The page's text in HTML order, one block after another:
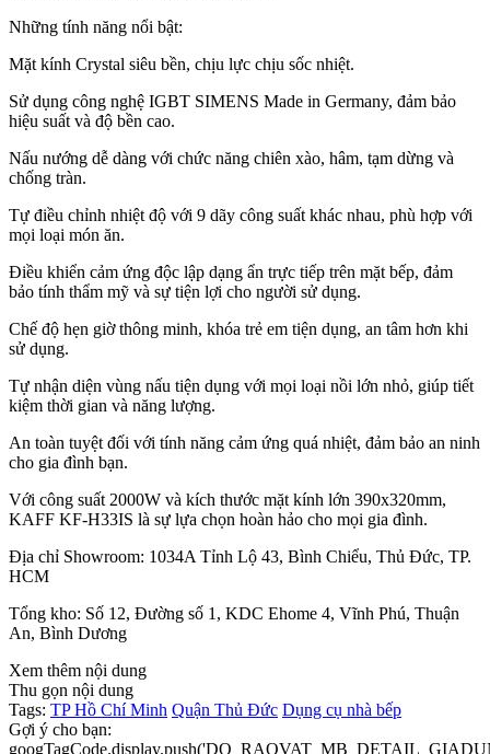
Những tính năng nổi bật:
Mặt kính Crystal siêu bền, chịu lực chịu sốc nhiệt.
Sử dụng công nghệ IGBT SIMENS Made in Germany, đảm bảo
hiệu suất và độ bền cao.
Nấu nướng dễ dàng với chức năng chiên xào, hâm, tạm dừng và
chống tràn.
Tự điều chỉnh nhiệt độ với 9 dãy công suất khác nhau, phù hợp với
mọi loại món ăn.
Điều khiển cảm ứng độc lập dạng ẩn trực tiếp trên mặt bếp, đảm
bảo tính thẩm mỹ và sự tiện lợi cho người sử dụng.
Chế độ hẹn giờ thông minh, khóa trẻ em tiện dụng, an tâm hơn khi
sử dụng.
Tự nhận diện vùng nấu tiện dụng với mọi loại nồi lớn nhỏ, giúp tiết
kiệm thời gian và năng lượng.
An toàn tuyệt đối với tính năng cảm ứng quá nhiệt, đảm bảo an ninh
cho gia đình bạn.
Với công suất 2000W và kích thước mặt kính lớn 390x320mm,
KAFF KF-H33IS là sự lựa chọn hoàn hảo cho mọi gia đình.
Địa chỉ Showroom: 1034A Tỉnh Lộ 43, Bình Chiểu, Thủ Đức, TP.
HCM
Tổng kho: Số 12, Đường số 1, KDC Ehome 4, Vĩnh Phú, Thuận
An, Bình Dương
Xem thêm nội dung
Thu gọn nội dung
Tags: TP Hồ Chí Minh Quận Thủ Đức Dụng cụ nhà bếp
Gợi ý cho bạn: